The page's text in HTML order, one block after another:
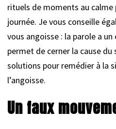
rituels de moments au calme
journée. Je vous conseille
vous angoisse : la parole a
permet de cerner la cause
solutions pour remédier à la
l’angoisse.
Un faux